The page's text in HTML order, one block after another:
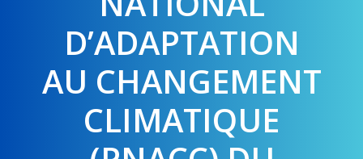
D’ADAPTATION
AU CHANGEMENT
CLIMATIQUE